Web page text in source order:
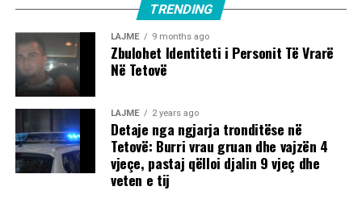
TRENDING
LAJME 9 months ago
Zbulohet Identiteti i Personit Të Vrarë
Në Tetovë
LAJME 2 years ago
Detaje nga ngjarja tronditëse në
Tetovë: Burri vrau gruan dhe vajzën 4
vjeçe, pastaj qëlloi djalin 9 vjeç dhe
veten e tij